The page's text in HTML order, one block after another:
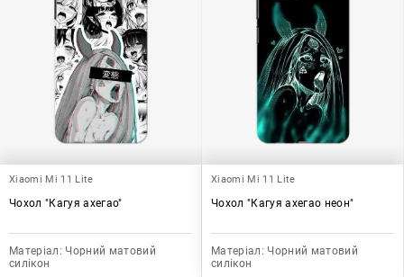
Xiaomi Mi 11 Lite
Чохол "Кагуя ахегао"
Матеріал: Чорний матовий
силікон
Xiaomi Mi 11 Lite
Чохол "Кагуя ахегао неон"
Матеріал: Чорний матовий
силікон